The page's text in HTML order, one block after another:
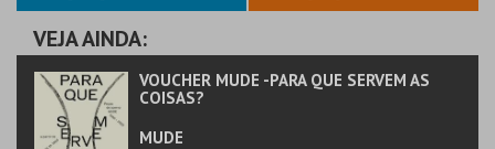
COMPRAR
VEJA AINDA:
VOUCHER MUDE -PARA QUE SERVEM AS
COISAS?
MUDE